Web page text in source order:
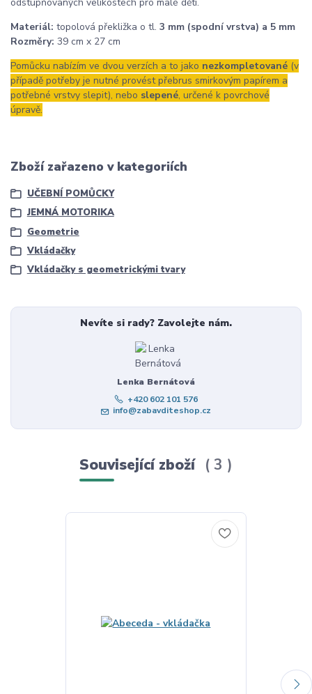
Materiál: topolová překližka o tl. 3 mm (spodní vrstva) a 5 mm
Rozměry: 39 cm x 27 cm
Pomůcku nabízím ve dvou verzích a to jako nezkompletované (v
případě potřeby je nutné provést přebrus smirkovým papírem a
potřebné vrstvy slepit), nebo slepené, určené k povrchové
úpravě.
Zboží zařazeno v kategoriích
UČEBNÍ POMŮCKY
JEMNÁ MOTORIKA
Geometrie
Vkládačky
Vkládačky s geometrickými tvary
Nevíte si rady? Zavolejte nám.
Lenka Bernátová
+420 602 101 576
info@zabavditeshop.cz
Související zboží 3